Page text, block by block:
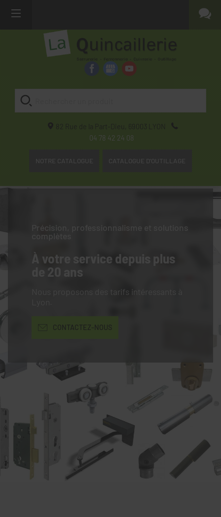
82 Rue de la Part-Dieu, 69003
LYON
04 78 42 24 08
NOTRE CATALOGUE CATALOGUE D'OUTILLAGE
Précision, professionnalisme et solutions
complètes
À votre service depuis plus
de 20 ans
Nous proposons des tarifs intéressants à
CONTACTEZ-NOUS